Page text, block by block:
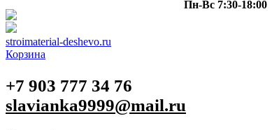
Пн-Вс 7:30-18:00
stroimaterial-deshevo.ru
Корзина
+7 903 777 34 76
slavianka9999@mail.ru